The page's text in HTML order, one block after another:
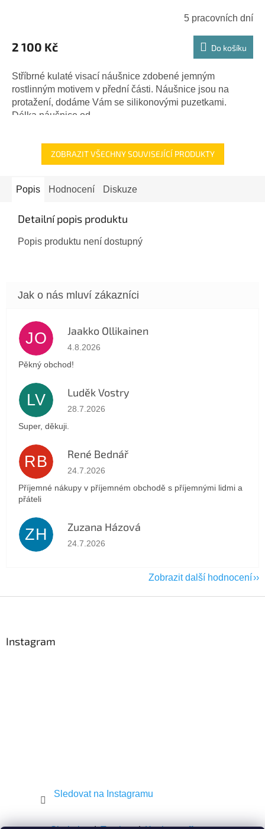
5 pracovních dní
2 100 Kč Do košíku
Stříbrné kulaté visací náušnice zdobené jemným
rostlinným motivem v přední části. Náušnice jsou na
protažení, dodáme Vám se silikonovými puzetkami.
Délka náušnice od...
ZOBRAZIT VŠECHNY SOUVISEJÍCÍ PRODUKTY
Popis Hodnocení Diskuze
Detailní popis produktu
Popis produktu není dostupný
JO Jaakko Ollikainen
Hodnocení obchodu je 5 z 5 hvězdiček.
4.8.2026
Pěkný obchod!
LV Luděk Vostry
Hodnocení obchodu je 5 z 5 hvězdiček.
28.7.2026
Super, děkuji.
RB René Bednář
Hodnocení obchodu je 5 z 5 hvězdiček.
24.7.2026
Příjemné nákupy v příjemném obchodě s příjemnými lidmi a
přáteli
ZH Zuzana Házová
Hodnocení obchodu je 5 z 5 hvězdiček.
24.7.2026
Zobrazit další hodnocení
Instagram
Sledovat na Instagramu